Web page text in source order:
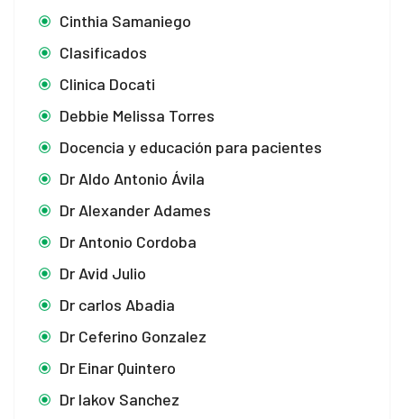
Cinthia Samaniego
Clasificados
Clinica Docati
Debbie Melissa Torres
Docencia y educación para pacientes
Dr Aldo Antonio Ávila
Dr Alexander Adames
Dr Antonio Cordoba
Dr Avid Julio
Dr carlos Abadia
Dr Ceferino Gonzalez
Dr Einar Quintero
Dr Iakov Sanchez